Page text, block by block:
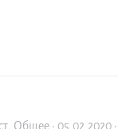
Общее · 05.02.2020 ·